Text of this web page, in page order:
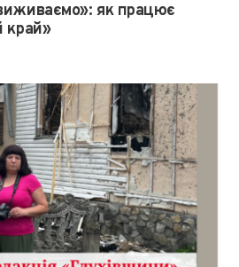
як працює
край»